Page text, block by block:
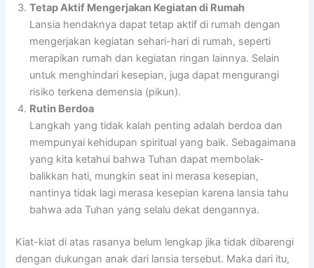
Tetap Aktif Mengerjakan Kegiatan di Rumah
Lansia hendaknya dapat tetap aktif di rumah dengan
mengerjakan kegiatan sehari-hari di rumah, seperti
merapikan rumah dan kegiatan ringan lainnya. Selain
untuk menghindari kesepian, juga dapat mengurangi
risiko terkena demensia (pikun).
Rutin Berdoa
Langkah yang tidak kalah penting adalah berdoa dan
mempunyai kehidupan spiritual yang baik. Sebagaimana
yang kita ketahui bahwa Tuhan dapat membolak-
balikkan hati, mungkin seat ini merasa kesepian,
nantinya tidak lagi merasa kesepian karena lansia tahu
bahwa ada Tuhan yang selalu dekat dengannya.
Kiat-kiat di atas rasanya belum lengkap jika tidak dibarengi
dengan dukungan anak dari lansia tersebut. Maka dari itu,